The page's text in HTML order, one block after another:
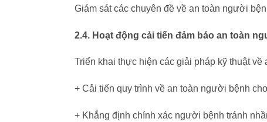
Giám sát các chuyên đề về an toàn người
2.4. Hoạt động cải tiến đảm bảo an toàn
Triển khai thực hiện các giải pháp kỹ thuật
+ Cải tiến quy trình về an toàn người bệnh
+ Khẳng định chính xác người bệnh tránh